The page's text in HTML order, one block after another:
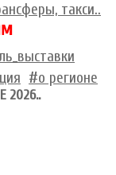
такси..
#о регионе
2026..